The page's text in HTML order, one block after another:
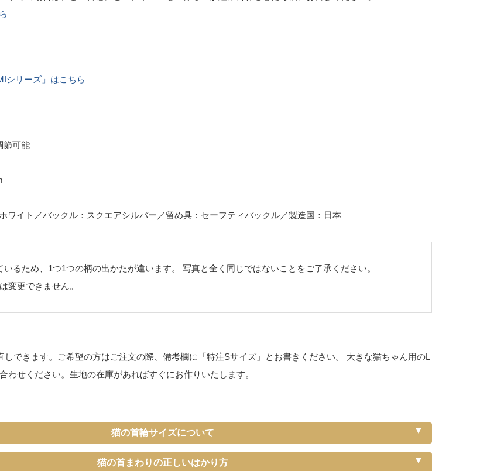
シリーズ」はこちら
節可能
ワイト／バックル：スクエアシルバー／留め具：セーフティバックル／製造国：日本
るため、1つ1つの柄の出かたが違います。 写真と全く同じではないことをご了承ください。
変更できません。
しできます。ご希望の方はご注文の際、備考欄に「特注Sサイズ」とお書きください。 大きな猫ちゃん用のL
わせください。生地の在庫があればすぐにお作りいたします。
猫の首輪サイズについて
猫の首まわりの正しいはかり方